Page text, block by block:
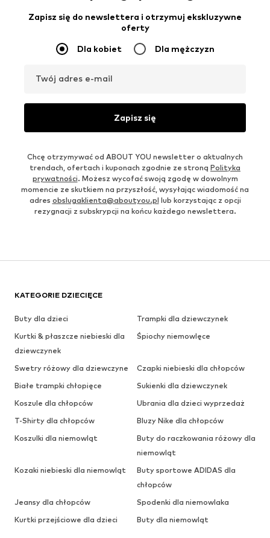
Zapisz się do newslettera i otrzymuj ekskluzywne
oferty
Dla kobiet Dla mężczyzn
Twój adres e-mail
Zapisz się
Chcę otrzymywać od ABOUT YOU newsletter o aktualnych
trendach, ofertach i kuponach zgodnie ze stroną Polityka
prywatności. Możesz wycofać swoją zgodę w dowolnym
momencie ze skutkiem na przyszłość, wysyłając wiadomość na
adres obslugaklienta@aboutyou.pl lub korzystając z opcji
rezygnacji z subskrypcji na końcu każdego newslettera.
KATEGORIE DZIECIĘCE
Buty dla dzieci
Trampki dla dziewczynek
Kurtki & płaszcze niebieski dla
dziewczynek
Śpiochy niemowlęce
Swetry różowy dla dziewczyne
Czapki niebieski dla chłopców
Białe trampki chłopięce
Sukienki dla dziewczynek
Koszule dla chłopców
Ubrania dla dzieci wyprzedaż
T-Shirty dla chłopców
Bluzy Nike dla chłopców
Koszulki dla niemowląt
Buty do raczkowania różowy dla
niemowląt
Kozaki niebieski dla niemowląt
Buty sportowe ADIDAS dla
chłopców
Jeansy dla chłopców
Spodenki dla niemowlaka
Kurtki przejściowe dla dzieci
Buty dla niemowląt